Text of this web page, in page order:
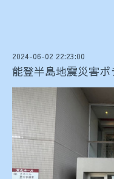
2024-06-02 22:23:00
能登半島地震災害ボ